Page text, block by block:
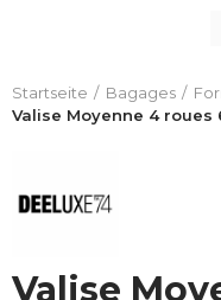
Startseite Bagages
Valise Moyenne 4 roues
Valise